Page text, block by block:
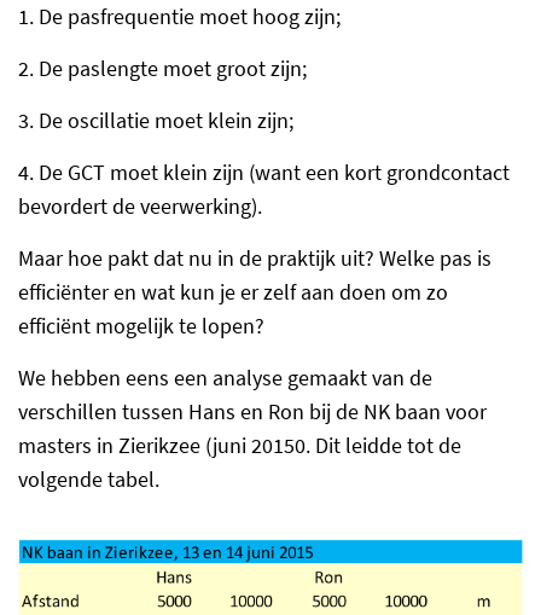
1. De pasfrequentie moet hoog zijn;
2. De paslengte moet groot zijn;
3. De oscillatie moet klein zijn;
4. De GCT moet klein zijn (want een kort grondcontact
bevordert de veerwerking).
Maar hoe pakt dat nu in de praktijk uit? Welke pas is
efficiënter en wat kun je er zelf aan doen om zo
efficiënt mogelijk te lopen?
We hebben eens een analyse gemaakt van de
verschillen tussen Hans en Ron bij de NK baan voor
masters in Zierikzee (juni 20150. Dit leidde tot de
volgende tabel.